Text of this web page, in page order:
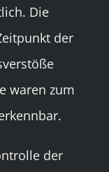
Die
der
waren zum
der